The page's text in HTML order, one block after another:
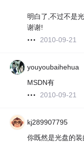
明白了,不过不是
谢谢!
2010-09-21
youyoubaihehua
MSDN有
2010-09-21
kj289907795
你既然是光盘的装